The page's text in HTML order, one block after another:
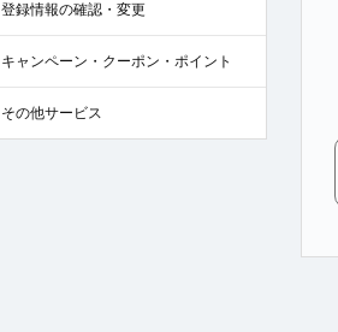
登録情報の確認・変更
キャンペーン・クーポン・ポイント
その他サービス